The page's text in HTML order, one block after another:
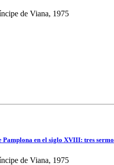
de Viana, 1975
en el siglo XVIII: tres
de Viana, 1975